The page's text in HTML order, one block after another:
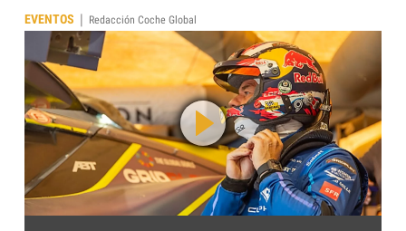
EVENTOS | Redacción Coche Global